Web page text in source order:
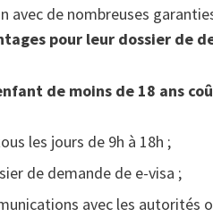
avec de nombreuses
pour leur dossier de
de moins de 18 ans
les jours de 9h à 18h ;
de demande de e-visa ;
avec les autorités